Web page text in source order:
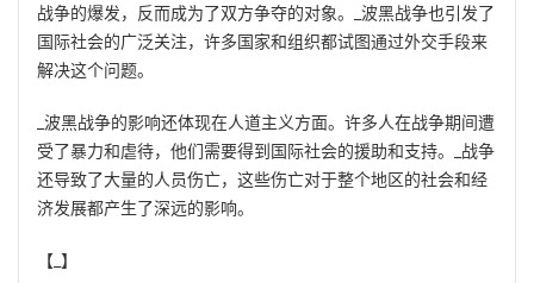
战争的爆发，反而成为了双方争夺的对象。_波黑战争也引发了
国际社会的广泛关注，许多国家和组织都试图通过外交手段来
解决这个问题。
_波黑战争的影响还体现在人道主义方面。许多人在战争期间遭
受了暴力和虐待，他们需要得到国际社会的援助和支持。_战争
还导致了大量的人员伤亡，这些伤亡对于整个地区的社会和经
济发展都产生了深远的影响。
【_】